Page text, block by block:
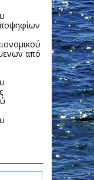
από